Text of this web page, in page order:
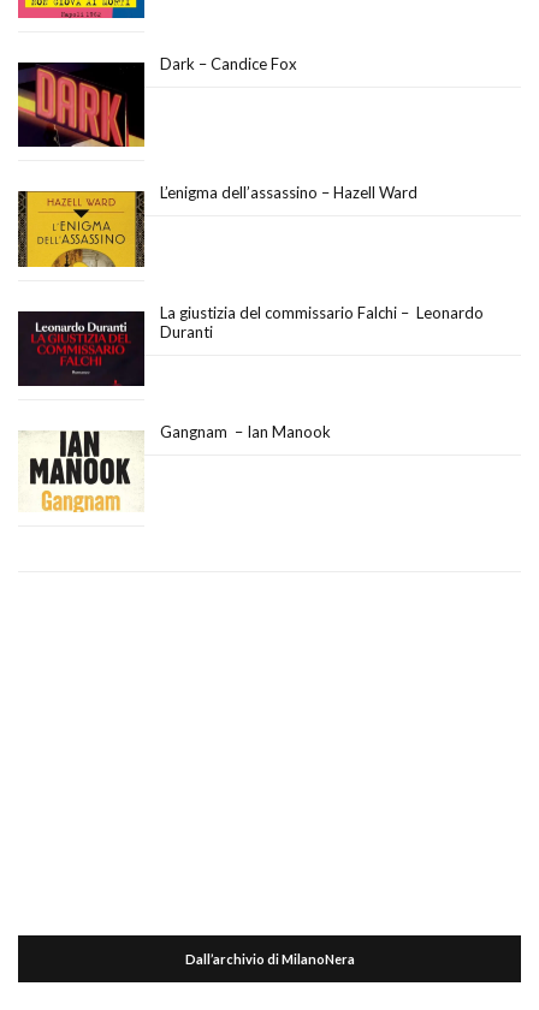
Dark – Candice Fox
L’enigma dell’assassino – Hazell Ward
La giustizia del commissario Falchi – Leonardo
Duranti
Gangnam – Ian Manook
Dall’archivio di MilanoNera